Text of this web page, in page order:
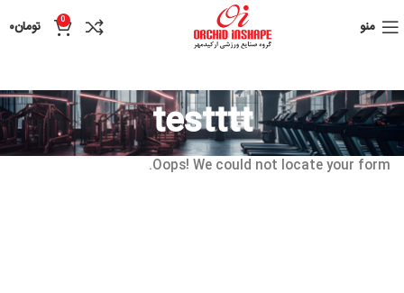
منو 0 تومان۰
testttt
Oops! We could not locate your form.